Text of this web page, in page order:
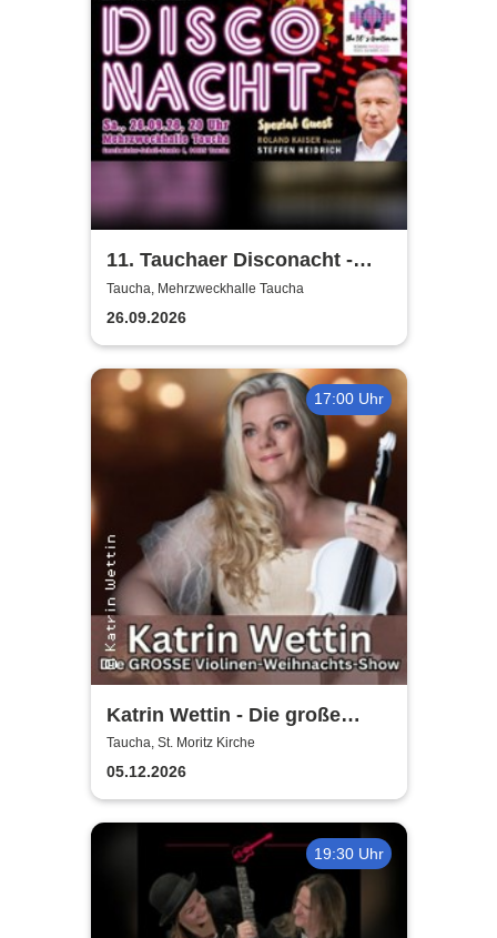
11. Tauchaer Disconacht -
Herbstedition
Taucha, Mehrzweckhalle Taucha
26.09.2026
17:00 Uhr
Katrin Wettin - Die große
Violinen-Weihnachts-Show
Taucha, St. Moritz Kirche
05.12.2026
19:30 Uhr